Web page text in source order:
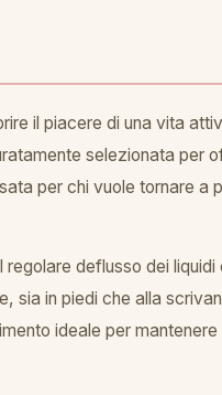
il piacere di una vita
selezionata per
per chi vuole tornare
deflusso dei
sia in piedi che alla
ideale per